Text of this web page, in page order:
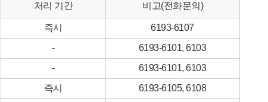
처리 기간 비고(전화문의)
즉시
6193-6107
-
6193-6101, 6103
-
6193-6101, 6103
즉시 6193-6105, 6108